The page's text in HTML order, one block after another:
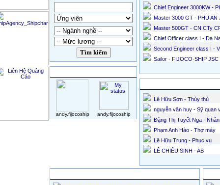
andy.fijocoship andy.fijocoship
Chief Engineer 3000KW -
Master 3000 GT - PHU AN
Master 500GT - CN CTy
Chief Officer class I - Da
Second Engineer class I -
Sailor - FIJOCO-SHIP JSC
Lê Hữu Sơn - Thủy thủ
nguyễn văn huy - Sỹ quan
Đặng Thị Tuyết Nga -
Phạm Anh Hào - Thợ máy
Lê Hữu Trung - Phục vụ
LÊ CHIÊU SINH - AB